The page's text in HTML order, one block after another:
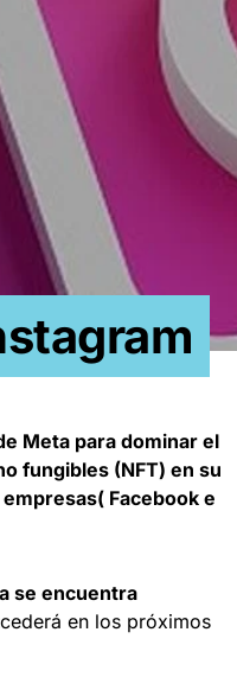
Meta para dominar el
fungibles (NFT) en su
Facebook e
se encuentra
en los próximos